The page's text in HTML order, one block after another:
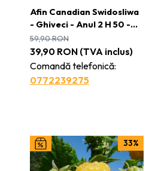
Afin Canadian Swidosliwa
- Ghiveci - Anul 2 H 50 -
60 cm
39,90 RON(TVA inclus)
Comandă telefonică:
0772239275
59,90RON
33%